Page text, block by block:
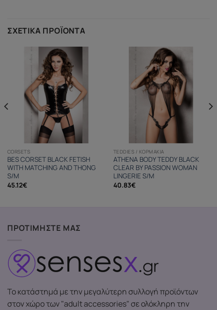
ΣΧΕΤΙΚΆ ΠΡΟΪΌΝΤΑ
CORSETS
BES CORSET BLACK FETISH
WITH MATCHING AND THONG
S/M
45.12€
TEDDIES / ΚΟΡΜΆΚΙΑ
ATHENA BODY TEDDY BLACK
CLEAR BY PASSION WOMAN
LINGERIE S/M
40.83€
ΠΡΟΤΙΜΗΣΤΕ ΜΑΣ
Το κατάστημά με την μεγαλύτερη συλλογή προϊόντων
στον χώρο των "adult accessories" σε ολόκληρη την